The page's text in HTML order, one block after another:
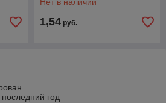
1,54 руб.
год